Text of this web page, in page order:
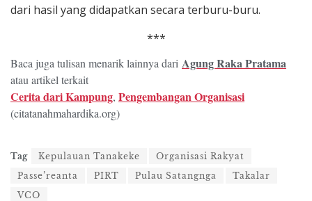
dari hasil yang didapatkan secara terburu-buru.
***
Baca juga tulisan menarik lainnya dari Agung Raka Pratama
atau artikel terkait
Cerita dari Kampung, Pengembangan Organisasi
(citatanahmahardika.org)
Tag Kepulauan Tanakeke
Organisasi Rakyat
Passe’reanta
PIRT Pulau Satangnga
Takalar
VCO